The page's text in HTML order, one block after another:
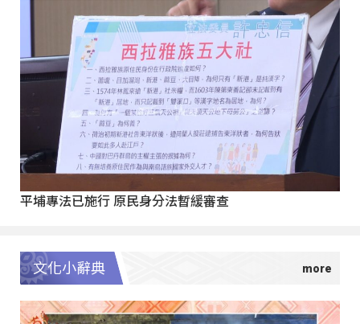
平埔專法已施行 原民身分法暫緩審查
文化小辭典